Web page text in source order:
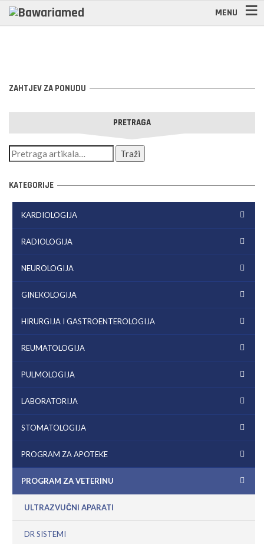
MENU
ZAHTJEV ZA PONUDU
PRETRAGA
KATEGORIJE
KARDIOLOGIJA
RADIOLOGIJA
NEUROLOGIJA
GINEKOLOGIJA
HIRURGIJA I GASTROENTEROLOGIJA
REUMATOLOGIJA
PULMOLOGIJA
LABORATORIJA
STOMATOLOGIJA
PROGRAM ZA APOTEKE
PROGRAM ZA VETERINU
ULTRAZVUČNI APARATI
DR SISTEMI